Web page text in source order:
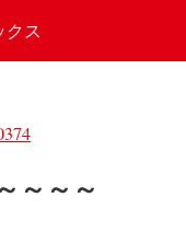
クス
～～～